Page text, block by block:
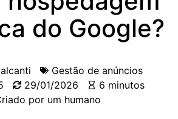
do Google?
Gestão de anúncios
29/01/2026
6 minutos
por um humano